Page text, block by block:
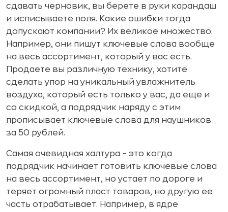
сдавать черновик, вы берете в руки карандаш
и исписываете поля. Какие ошибки тогда
допускают компании? Их великое множество.
Например, они пишут ключевые слова вообще
на весь ассортимент, который у вас есть.
Продаете вы различную технику, хотите
сделать упор на уникальный увлажнитель
воздуха, который есть только у вас, да еще и
со скидкой, а подрядчик наряду с этим
прописывает ключевые слова для наушников
за 50 рублей.
Самая очевидная халтура – это когда
подрядчик начинает готовить ключевые слова
на весь ассортимент, но устает по дороге и
теряет огромный пласт товаров, но другую ее
часть отрабатывает. Например, в ядре